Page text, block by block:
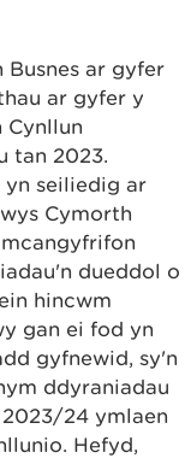
ar gyfer
ar gyfer y
Cynllun
tan 2023.
yn seiliedig ar
Cymorth
dueddol o
hincwm
gan ei fod yn
gyfnewid, sy'n
ddyraniadau
24 ymlaen
Hefyd,